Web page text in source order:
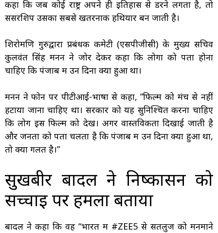
कहा कि जब कोई राष्ट्र अपने ही इतिहास से डरने लगता है, तो
सेंसरशिप उसका सबसे खतरनाक हथियार बन जाती है।
शिरोमणि गुरुद्वारा प्रबंधक कमेटी (एसपीजीसी) के मुख्य सचिव
कुलवंत सिंह मनन ने जोर देकर कहा कि लोगों को पता होना
चाहिए कि पंजाब में उन दिनों क्या हुआ था।
मनन ने फोन पर पीटीआई-भाषा से कहा, ”फिल्म को मंच से नहीं
हटाया जाना चाहिए था। सरकार को यह सुनिश्चित करना चाहिए
कि लोग इस फिल्म को देखें। अगर वास्तविकता दिखाई जाती है
और जनता को पता चलता है कि पंजाब में उन दिनों क्या हुआ था,
तो क्या गलत है।”
सुखबीर बादल ने निष्कासन को
सच्चाई पर हमला बताया
बादल ने कहा कि वह “भारत में #ZEE5 से सतलुज को मनमाने